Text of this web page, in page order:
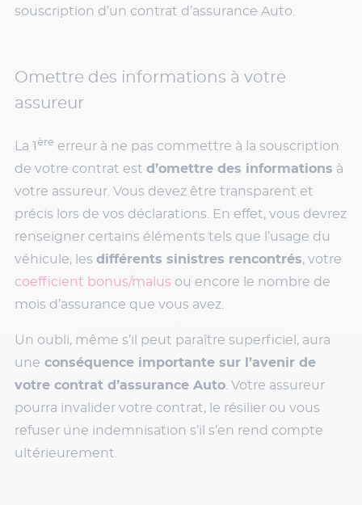
souscription d’un contrat d’assurance Auto.
Omettre des informations à votre
assureur
La 1 ère erreur à ne pas commettre à la souscription
de votre contrat est d’omettre des informations à
votre assureur. Vous devez être transparent et
précis lors de vos déclarations. En effet, vous devrez
renseigner certains éléments tels que l’usage du
véhicule, les différents sinistres rencontrés, votre
coefficient bonus/malus ou encore le nombre de
mois d’assurance que vous avez.
Un oubli, même s’il peut paraître superficiel, aura
une conséquence importante sur l’avenir de
votre contrat d’assurance Auto. Votre assureur
pourra invalider votre contrat, le résilier ou vous
refuser une indemnisation s’il s’en rend compte
ultérieurement.